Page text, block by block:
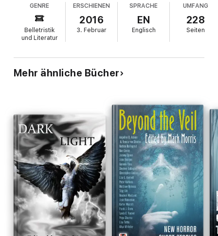
GENRE
Belletristik
und Literatur
ERSCHIENEN
2016
3. Februar
SPRACHE
EN
Englisch
UMFANG
228
Seiten
Mehr ähnliche Bücher